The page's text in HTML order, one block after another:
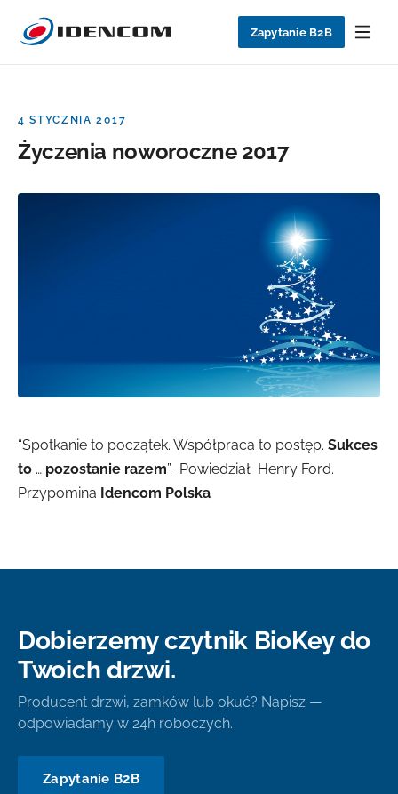
Zapytanie B2B
4 STYCZNIA 2017
Życzenia noworoczne 2017
“Spotkanie to początek. Współpraca to postęp. Sukces
to … pozostanie razem”. Powiedział Henry Ford.
Przypomina Idencom Polska
Dobierzemy czytnik BioKey do
Twoich drzwi.
Producent drzwi, zamków lub okuć? Napisz —
odpowiadamy w 24h roboczych.
Zapytanie B2B